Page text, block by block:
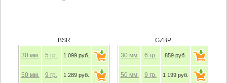
BSR
30 мм. 5 гр. 1 099 руб.
50 мм. 9 гр. 1 289 руб.
GZBP
30 мм. 6 гр. 859 руб.
50 мм. 9 гр. 1 199 руб.